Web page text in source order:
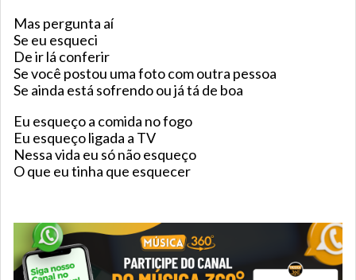
Mas pergunta aí
Se eu esqueci
De ir lá conferir
Se você postou uma foto com outra pessoa
Se ainda está sofrendo ou já tá de boa
Eu esqueço a comida no fogo
Eu esqueço ligada a TV
Nessa vida eu só não esqueço
O que eu tinha que esquecer